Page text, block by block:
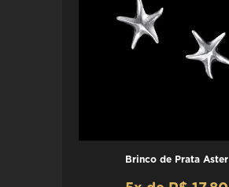
Brinco de Prata Aster